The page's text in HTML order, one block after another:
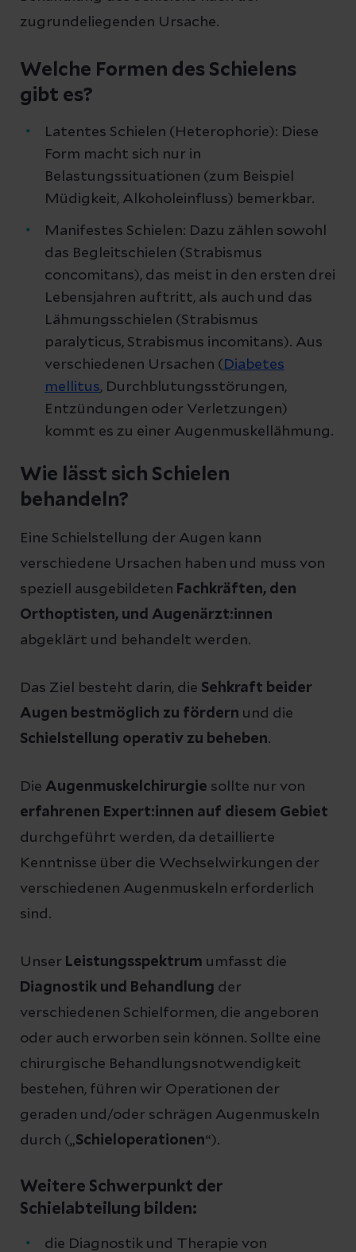
zugrundeliegenden Ursache.
Welche Formen des Schielens
gibt es?
Latentes Schielen (Heterophorie): Diese
Form macht sich nur in
Belastungssituationen (zum Beispiel
Müdigkeit, Alkoholeinfluss) bemerkbar.
Manifestes Schielen: Dazu zählen sowohl
das Begleitschielen (Strabismus
concomitans), das meist in den ersten drei
Lebensjahren auftritt, als auch und das
Lähmungsschielen (Strabismus
paralyticus, Strabismus incomitans). Aus
verschiedenen Ursachen ( Diabetes
mellitus, Durchblutungsstörungen,
Entzündungen oder Verletzungen)
kommt es zu einer Augenmuskellähmung.
Wie lässt sich Schielen
behandeln?
Eine Schielstellung der Augen kann
verschiedene Ursachen haben und muss von
speziell ausgebildeten Fachkräften, den
Orthoptisten, und Augenärzt:innen
abgeklärt und behandelt werden.
Das Ziel besteht darin, die Sehkraft beider
Augen bestmöglich zu fördern und die
Schielstellung operativ zu beheben.
Die Augenmuskelchirurgie sollte nur von
erfahrenen Expert:innen auf diesem Gebiet
durchgeführt werden, da detaillierte
Kenntnisse über die Wechselwirkungen der
verschiedenen Augenmuskeln erforderlich
sind.
Unser Leistungsspektrum umfasst die
Diagnostik und Behandlung der
verschiedenen Schielformen, die angeboren
oder auch erworben sein können. Sollte eine
chirurgische Behandlungsnotwendigkeit
bestehen, führen wir Operationen der
geraden und/oder schrägen Augenmuskeln
durch („Schieloperationen“).
Weitere Schwerpunkt der
Schielabteilung bilden:
die Diagnostik und Therapie von